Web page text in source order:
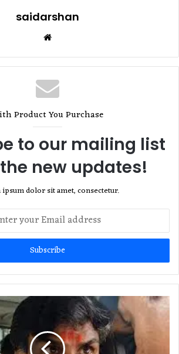
saidarshan
Product You Purchase
to our mailing list
new updates!
dolor sit amet, consectetur.